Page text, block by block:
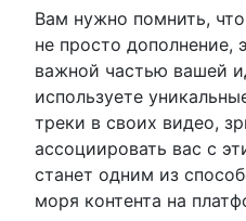
Вам нужно помнить,
не просто дополнение,
важной частью вашей
используете
треки в своих видео,
ассоциировать вас с
станет одним из
моря контента на